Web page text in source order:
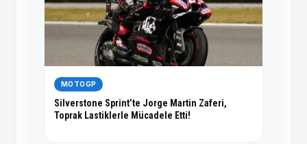
MOTOGP
Silverstone Sprint’te Jorge Martin Zaferi,
Toprak Lastiklerle Mücadele Etti!